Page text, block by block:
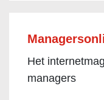
Het
managers